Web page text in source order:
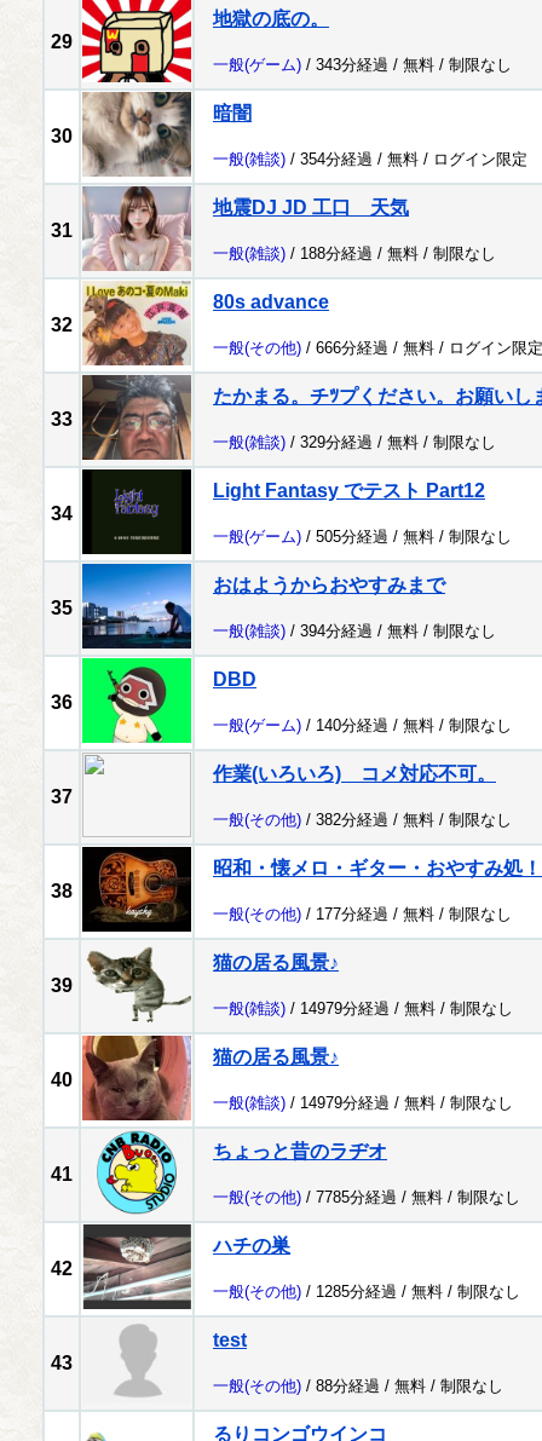
29
地獄の底の。
一般(ゲーム) / 343分経過 / 無料 / 制限なし
30
暗闇
一般(雑談) / 354分経過 / 無料 / ログイン限定
31
地震DJ JD 工口 天気
一般(雑談) / 188分経過 / 無料 / 制限なし
32
80s advance
一般(その他) / 666分経過 / 無料 / ログイン限定
33
たかまる。チﾂプください。お願いし
一般(雑談) / 329分経過 / 無料 / 制限なし
34
Light Fantasy でテスト Part12
一般(ゲーム) / 505分経過 / 無料 / 制限なし
35
おはようからおやすみまで
一般(雑談) / 394分経過 / 無料 / 制限なし
36
DBD
一般(ゲーム) / 140分経過 / 無料 / 制限なし
37
作業(いろいろ) コメ対応不可。
一般(その他) / 382分経過 / 無料 / 制限なし
38
昭和・懐メロ・ギター・おやすみ処！
一般(その他) / 177分経過 / 無料 / 制限なし
39
猫の居る風景♪
一般(雑談) / 14979分経過 / 無料 / 制限なし
40
猫の居る風景♪
一般(雑談) / 14979分経過 / 無料 / 制限なし
41
ちょっと昔のラヂオ
一般(その他) / 7785分経過 / 無料 / 制限なし
42
ハチの巣
一般(その他) / 1285分経過 / 無料 / 制限なし
43
test
一般(その他) / 88分経過 / 無料 / 制限なし
るりコンゴウインコ